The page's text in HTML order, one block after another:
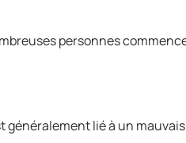
personnes
généralement lié à un mauvais